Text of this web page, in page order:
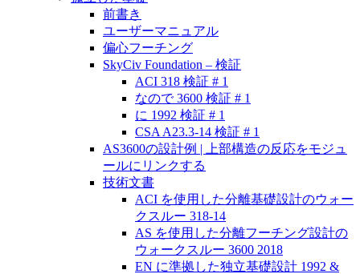
前書き
ユーザーマニュアル
偏心フーチング
SkyCiv Foundation – 検証
ACI 318 検証 # 1
なので 3600 検証 # 1
に 1992 検証 # 1
CSA A23.3-14 検証 # 1
AS3600の設計例 | 上部構造の反応をモジュ
ールにリンクする
技術文書
ACI を使用した分離基礎設計のウォー
クスルー 318-14
AS を使用した分離フーチング設計の
ウォークスルー 3600 2018
EN に準拠した独立基礎設計 1992 &